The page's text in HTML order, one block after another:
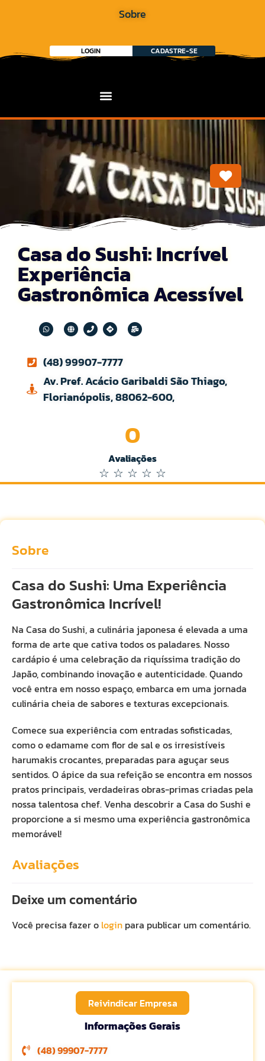
Sobre
LOGIN CADASTRE-SE
Casa do Sushi: Incrível
Experiência
Gastronômica Acessível
(48) 99907-7777
Av. Pref. Acácio Garibaldi São Thiago,
Florianópolis, 88062-600,
Avaliações
0
☆ ☆ ☆ ☆ ☆
Sobre
Casa do Sushi: Uma Experiência
Gastronômica Incrível!
Na Casa do Sushi, a culinária japonesa é elevada a uma
forma de arte que cativa todos os paladares. Nosso
cardápio é uma celebração da riquíssima tradição do
Japão, combinando inovação e autenticidade. Quando
você entra em nosso espaço, embarca em uma jornada
culinária cheia de sabores e texturas excepcionais.
Comece sua experiência com entradas sofisticadas,
como o edamame com flor de sal e os irresistíveis
harumakis crocantes, preparadas para aguçar seus
sentidos. O ápice da sua refeição se encontra em nossos
pratos principais, verdadeiras obras-primas criadas pela
nossa talentosa chef. Venha descobrir a Casa do Sushi e
proporcione a si mesmo uma experiência gastronômica
memorável!
Avaliações
Deixe um comentário
Você precisa fazer o login para publicar um comentário.
Reivindicar Empresa
Informações Gerais
(48) 99907-7777